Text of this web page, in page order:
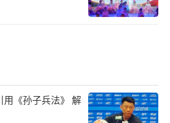
用《孙子兵法》 解